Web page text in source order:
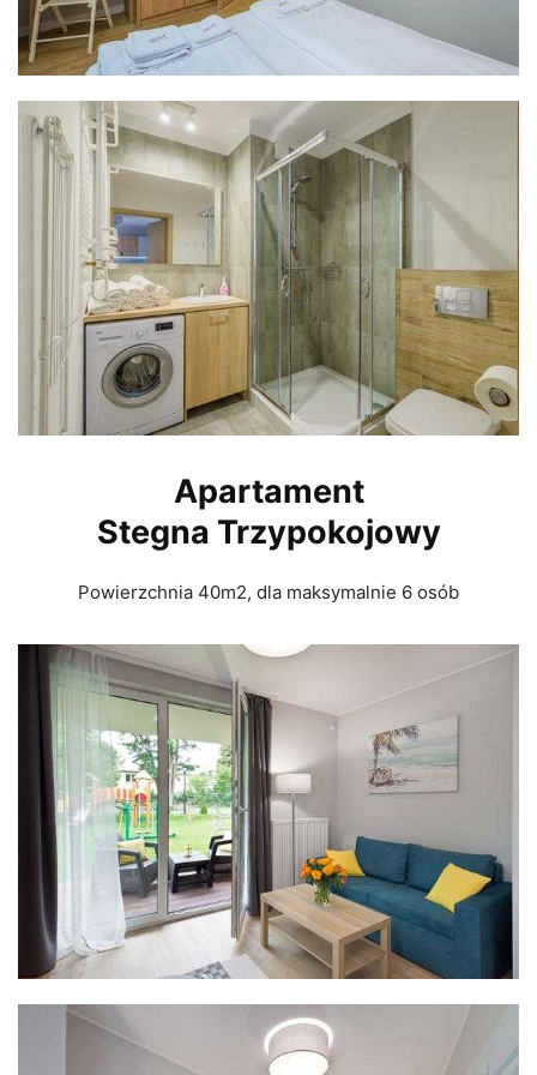
Apartament
Stegna Trzypokojowy
Powierzchnia 40m2, dla maksymalnie 6 osób